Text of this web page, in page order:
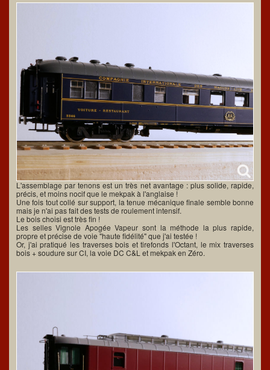
L'assemblage par tenons est un très net avantage : plus solide, rapide,
précis, et moins nocif que le mekpak à l'anglaise !
Une fois tout collé sur support, la tenue mécanique finale semble bonne
mais je n'ai pas fait des tests de roulement intensif.
Le bois choisi est très fin !
Les selles Vignole Apogée Vapeur sont la méthode la plus rapide,
propre et précise de voie "haute fidélité" que j'ai testée !
Or, j'ai pratiqué les traverses bois et tirefonds l'Octant, le mix traverses
bois + soudure sur CI, la voie DC C&L et mekpak en Zéro.